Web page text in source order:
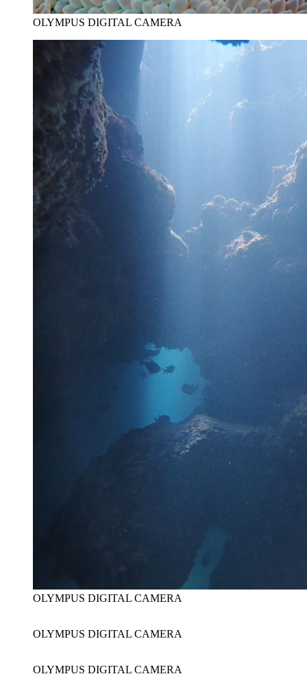
OLYMPUS DIGITAL CAMERA
OLYMPUS DIGITAL CAMERA
OLYMPUS DIGITAL CAMERA
OLYMPUS DIGITAL CAMERA